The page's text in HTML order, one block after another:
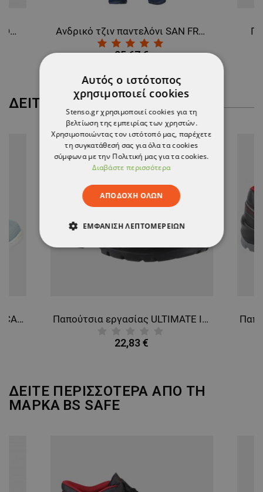
Λαστιχένιες μπότες DUNLOP DEE Ανδρικό τζιν παντελόνι SAN FRANCISCO
25,67 €
ΔΕΊΤΕ ΠΕΡΙΣΣΌΤΕΡΑ
Παπούτσια εργασίας DIAN ALICANTE LIGHT BLUE/WHITE O1 FO SRC 3534 Παπούτσια εργασίας ULTIMATE II LOW S3 MF
22,83 €
ΔΕΙΤΕ ΠΕΡΙΣΣΟΤΕΡΑ ΑΠΟ ΤΗ
ΜΑΡΚΑ BS SAFE
Αυτός ο ιστότοπος
χρησιμοποιεί cookies
Stenso.gr χρησιμοποιεί cookies για τη
βελτίωση της εμπειρίας των χρηστών.
Χρησιμοποιώντας τον ιστότοπό μας, παρέχετε
τη συγκατάθεσή σας για όλα τα cookies
σύμφωνα με την Πολιτική μας για τα cookies.
Διαβάστε περισσότερα
ΑΠΟΔΟΧΉ ΌΛΩΝ
ΕΜΦΆΝΙΣΗ ΛΕΠΤΟΜΕΡΕΙΏΝ
ΑΠΟΛΎΤΩΣ ΑΠΑΡΑΊΤΗΤΑ